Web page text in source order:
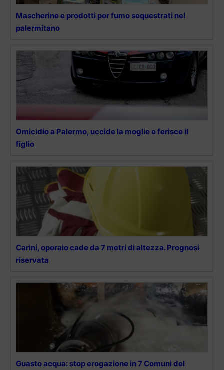
Mascherine e prodotti per fumo sequestrati nel
palermitano
Omicidio a Palermo, uccide la moglie e ferisce il
figlio
Carini, operaio cade da 7 metri di altezza. Prognosi
riservata
Guasto acqua: stop erogazione in 7 Comuni del